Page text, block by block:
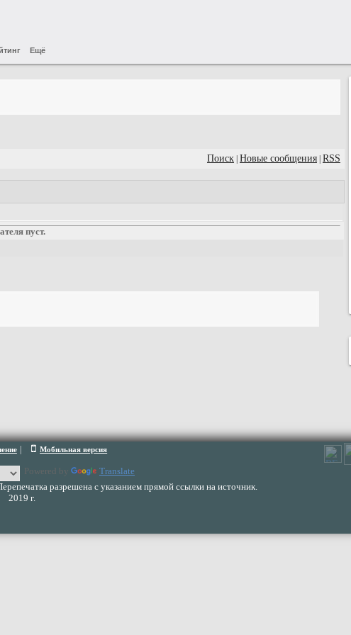
Ещё
Поиск Новые сообщения RSS
пуст.
Мобильная версия
Powered by
Translate
разрешена с указанием прямой ссылки на источник.
2019 г.